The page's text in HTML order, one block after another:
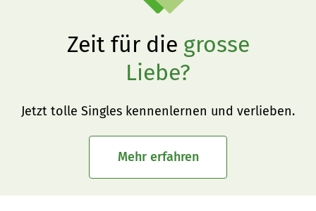
Zeit für die grosse
Liebe?
Jetzt tolle Singles kennenlernen und verlieben.
Mehr erfahren